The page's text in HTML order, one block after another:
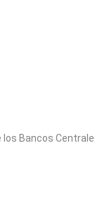
los Bancos